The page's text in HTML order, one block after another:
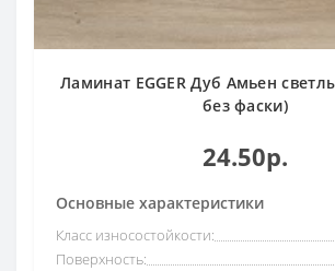
Ламинат EGGER Дуб Амьен
без фаски)
24.50р.
Основные характеристики
Класс износостойкости:
Поверхность: